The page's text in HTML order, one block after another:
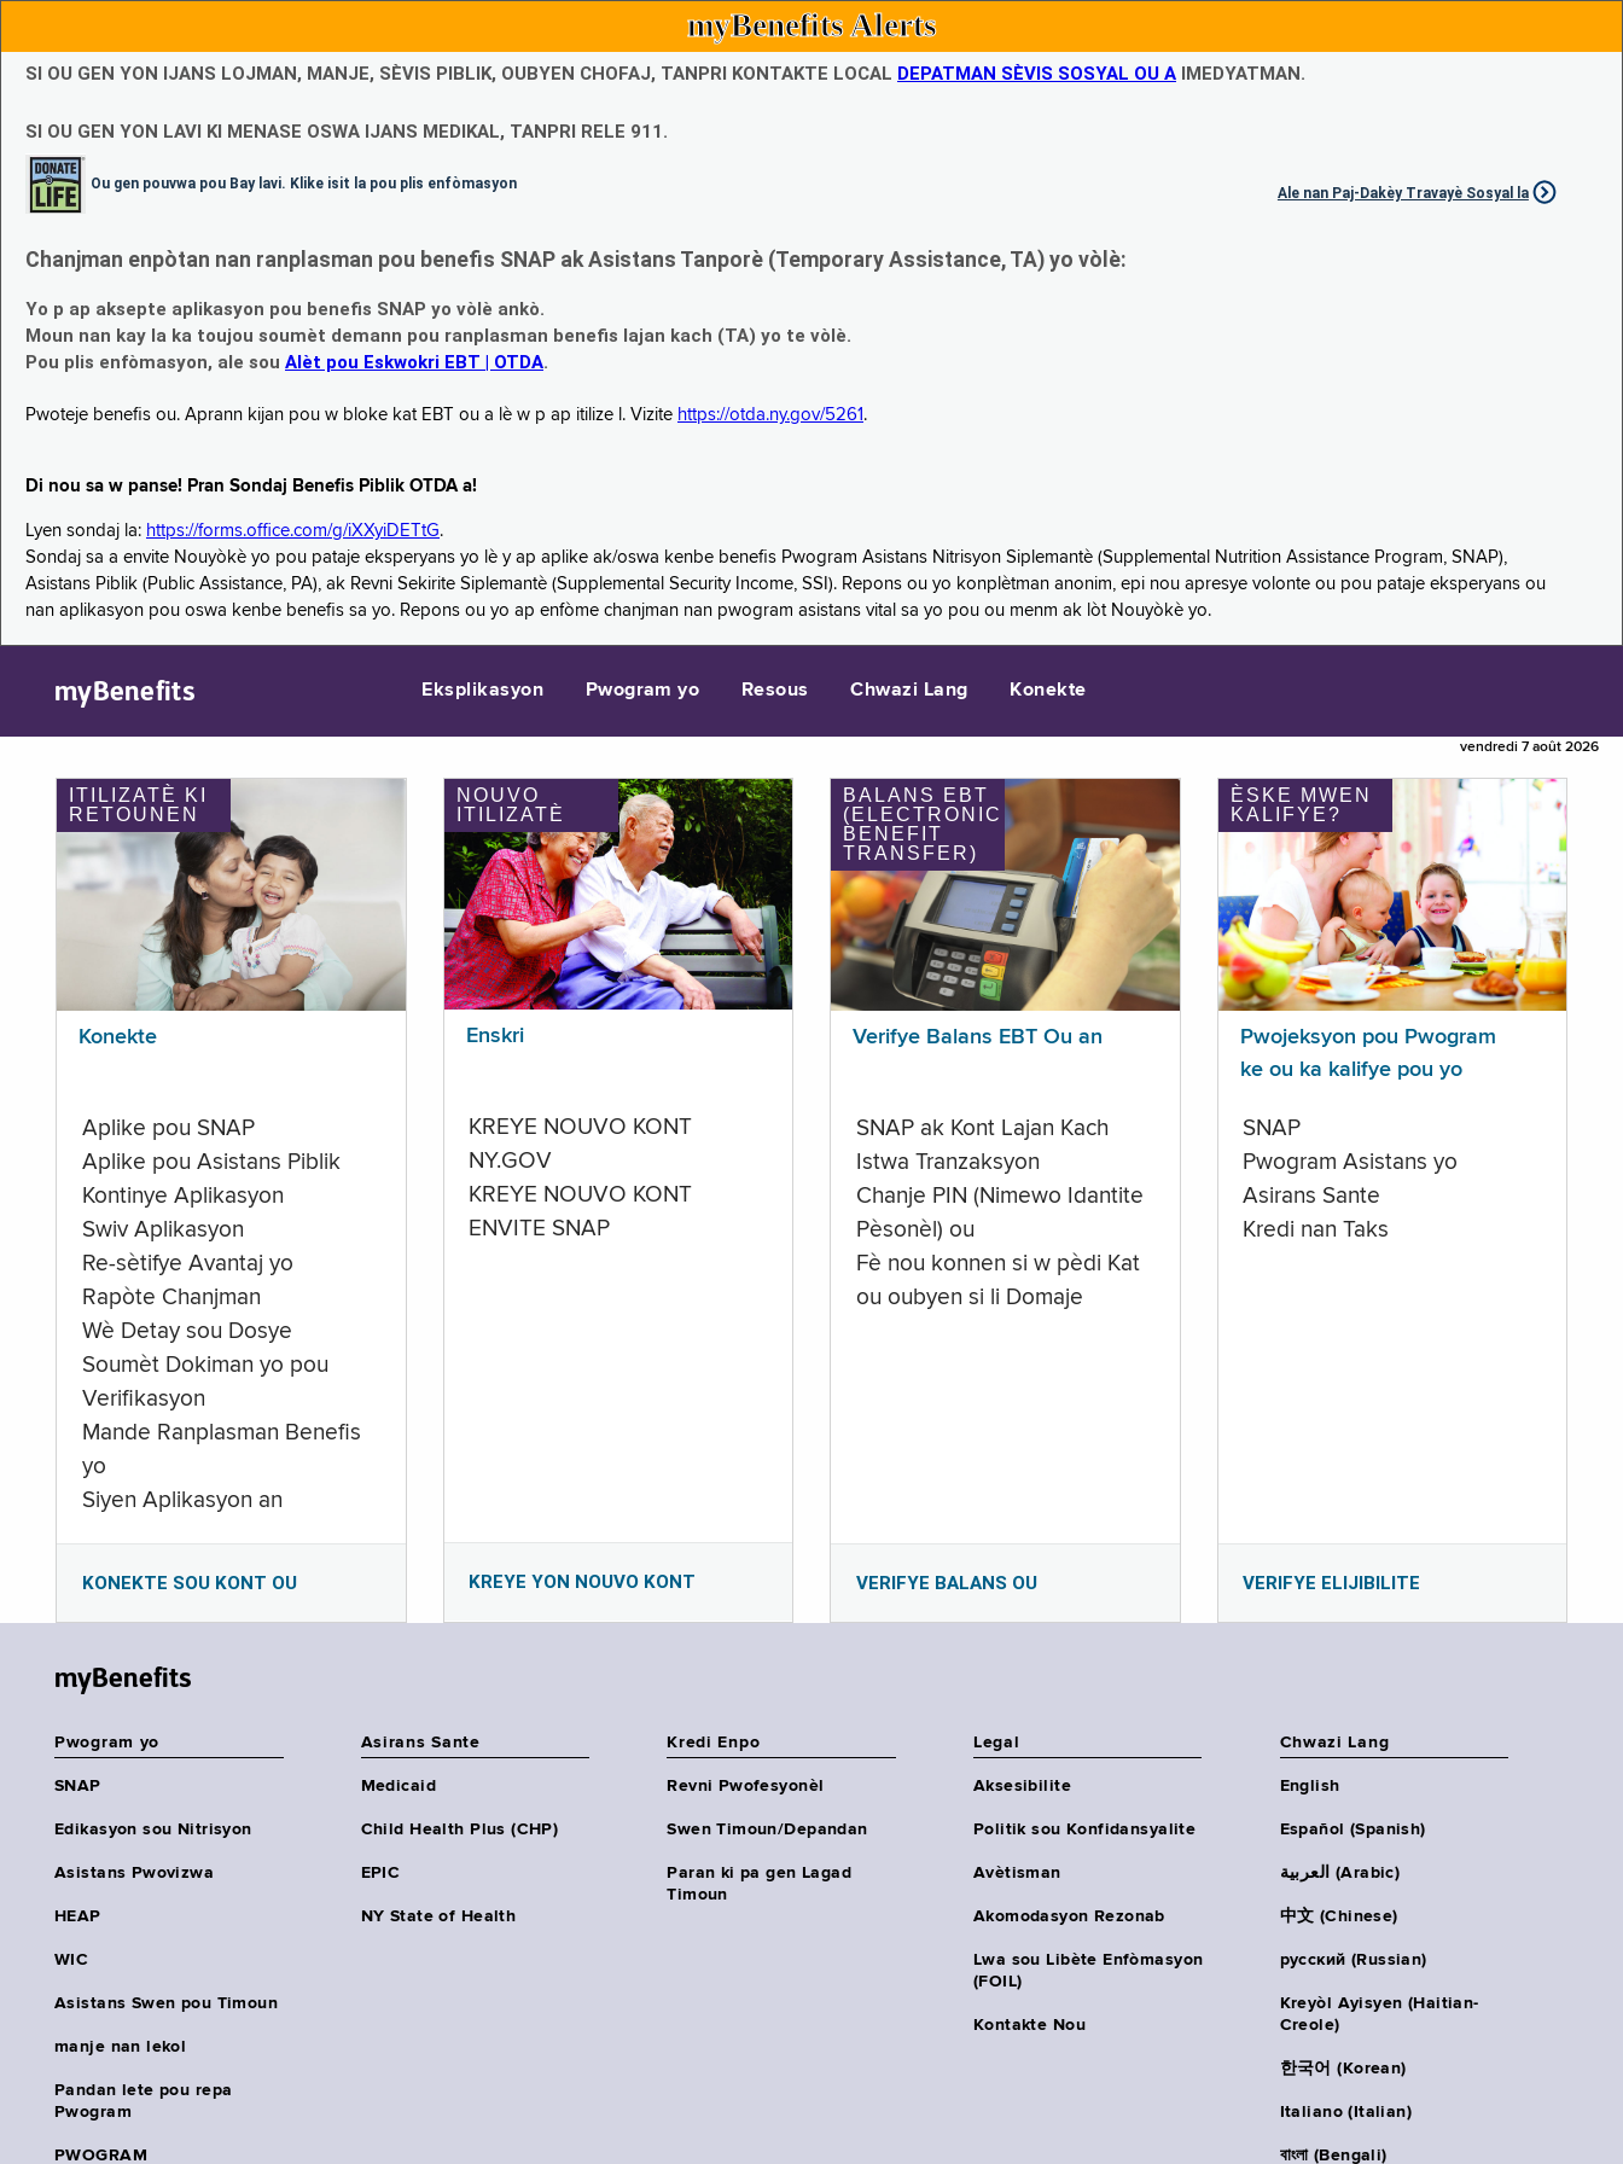
myBenefits Alerts
SI OU GEN YON IJANS LOJMAN, MANJE, SÈVIS PIBLIK, OUBYEN CHOFAJ, TANPRI KONTAKTE LOCAL DEPATMAN SÈVIS SOSYAL OU A IMEDYATMAN.
SI OU GEN YON LAVI KI MENASE OSWA IJANS MEDIKAL, TANPRI RELE 911.
Ou gen pouvwa pou Bay lavi. Klike isit la pou plis enfòmasyon
Ale nan Paj-Dakèy Travayè Sosyal la
Chanjman enpòtan nan ranplasman pou benefis SNAP ak Asistans Tanporè (Temporary Assistance, TA) yo vòlè:
Yo p ap aksepte aplikasyon pou benefis SNAP yo vòlè ankò.
Moun nan kay la ka toujou soumèt demann pou ranplasman benefis lajan kach (TA) yo te vòlè.
Pou plis enfòmasyon, ale sou Alèt pou Eskwokri EBT | OTDA.
Pwoteje benefis ou. Aprann kijan pou w bloke kat EBT ou a lè w p ap itilize l. Vizite https://otda.ny.gov/5261 .
Di nou sa w panse! Pran Sondaj Benefis Piblik OTDA a!
Lyen sondaj la: https://forms.office.com/g/iXXyiDETtG.
Sondaj sa a envite Nouyòkè yo pou pataje eksperyans yo lè y ap aplike ak/oswa kenbe benefis Pwogram Asistans Nitrisyon Siplemantè (Supplemental Nutrition Assistance Program, SNAP),
Asistans Piblik (Public Assistance, PA), ak Revni Sekirite Siplemantè (Supplemental Security Income, SSI). Repons ou yo konplètman anonim, epi nou apresye volonte ou pou pataje eksperyans ou
nan aplikasyon pou oswa kenbe benefis sa yo. Repons ou yo ap enfòme chanjman nan pwogram asistans vital sa yo pou ou menm ak lòt Nouyòkè yo.
myBenefits Eksplikasyon Pwogram yo Resous Chwazi Lang Konekte
vendredi 7 août 2026
ITILIZATÈ KI
RETOUNEN
Konekte
Aplike pou SNAP
Aplike pou Asistans Piblik
Kontinye Aplikasyon
Swiv Aplikasyon
Re-sètifye Avantaj yo
Rapòte Chanjman
Wè Detay sou Dosye
Soumèt Dokiman yo pou
Verifikasyon
Mande Ranplasman Benefis
yo
Siyen Aplikasyon an
KONEKTE SOU KONT OU
NOUVO
ITILIZATÈ
Enskri
KREYE NOUVO KONT
NY.GOV
KREYE NOUVO KONT
ENVITE SNAP
KREYE YON NOUVO KONT
BALANS EBT
(ELECTRONIC
BENEFIT
TRANSFER)
Verifye Balans EBT Ou an
SNAP ak Kont Lajan Kach
Istwa Tranzaksyon
Chanje PIN (Nimewo Idantite
Pèsonèl) ou
Fè nou konnen si w pèdi Kat
ou oubyen si li Domaje
VERIFYE BALANS OU
ÈSKE MWEN
KALIFYE?
Pwojeksyon pou Pwogram
ke ou ka kalifye pou yo
SNAP
Pwogram Asistans yo
Asirans Sante
Kredi nan Taks
VERIFYE ELIJIBILITE
myBenefits
Pwogram yo
SNAP
Edikasyon sou Nitrisyon
Asistans Pwovizwa
HEAP
WIC
Asistans Swen pou Timoun
manje nan lekol
Pandan lete pou repa
Pwogram
PWOGRAM
Asirans Sante
Medicaid
Child Health Plus (CHP)
EPIC
NY State of Health
Kredi Enpo
Revni Pwofesyonèl
Swen Timoun/Depandan
Paran ki pa gen Lagad
Timoun
Legal
Aksesibilite
Politik sou Konfidansyalite
Avètisman
Akomodasyon Rezonab
Lwa sou Libète Enfòmasyon
(FOIL)
Kontakte Nou
Chwazi Lang
English
Español (Spanish)
العربية (Arabic)
中文 (Chinese)
русский (Russian)
Kreyòl Ayisyen (Haitian-
Creole)
한국어 (Korean)
Italiano (Italian)
বাংলা (Bengali)